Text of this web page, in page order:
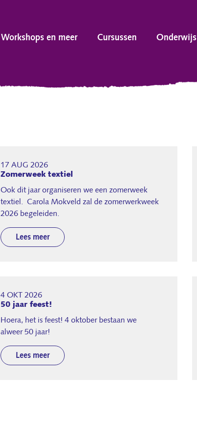
Workshops en meer Cursussen Onderwijs
17 AUG 2026
Zomerweek textiel
Ook dit jaar organiseren we een zomerweek
textiel. Carola Mokveld zal de zomerwerkweek
2026 begeleiden.
Lees meer
4 OKT 2026
50 jaar feest!
Hoera, het is feest! 4 oktober bestaan we
alweer 50 jaar!
Lees meer